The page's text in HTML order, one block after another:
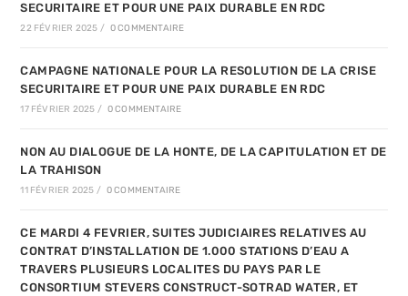
SECURITAIRE ET POUR UNE PAIX DURABLE EN RDC
22 FÉVRIER 2025 / 0 COMMENTAIRE
CAMPAGNE NATIONALE POUR LA RESOLUTION DE LA CRISE
SECURITAIRE ET POUR UNE PAIX DURABLE EN RDC
17 FÉVRIER 2025 / 0 COMMENTAIRE
NON AU DIALOGUE DE LA HONTE, DE LA CAPITULATION ET DE
LA TRAHISON
11 FÉVRIER 2025 / 0 COMMENTAIRE
CE MARDI 4 FEVRIER, SUITES JUDICIAIRES RELATIVES AU
CONTRAT D’INSTALLATION DE 1.000 STATIONS D’EAU A
TRAVERS PLUSIEURS LOCALITES DU PAYS PAR LE
CONSORTIUM STEVERS CONSTRUCT-SOTRAD WATER, ET